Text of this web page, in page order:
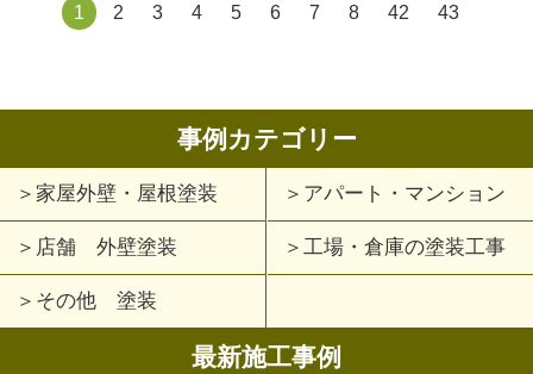
1 2 3 4 5 6 7 8 42 43
事例カテゴリー
家屋外壁・屋根塗装 アパート・マンション
店舗 外壁塗装 工場・倉庫の塗装工事
その他 塗装
最新施工事例